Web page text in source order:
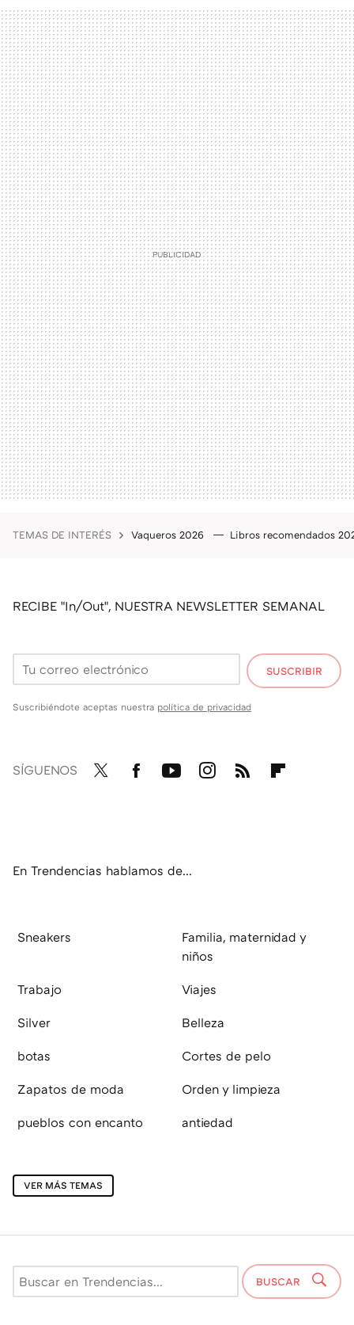
TEMAS DE INTERÉS Vaqueros 2026 Libros recomendados
RECIBE "In/Out", NUESTRA NEWSLETTER SEMANAL
SUSCRIBIR
Suscribiéndote aceptas nuestra política de privacidad
SÍGUENOS
En Trendencias hablamos de...
Sneakers
Familia, maternidad y
niños
Trabajo Viajes
Silver Belleza
botas Cortes de pelo
Zapatos de moda Orden y limpieza
pueblos con encanto antiedad
VER MÁS TEMAS
BUSCAR